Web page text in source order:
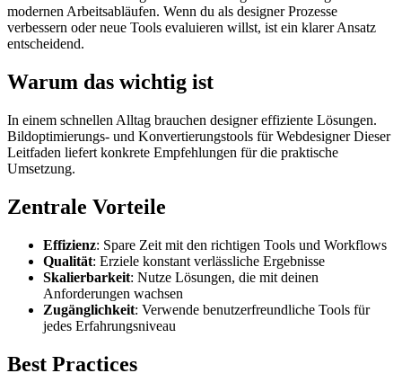
modernen Arbeitsabläufen. Wenn du als designer Prozesse
verbessern oder neue Tools evaluieren willst, ist ein klarer Ansatz
entscheidend.
Warum das wichtig ist
In einem schnellen Alltag brauchen designer effiziente Lösungen.
Bildoptimierungs- und Konvertierungstools für Webdesigner Dieser
Leitfaden liefert konkrete Empfehlungen für die praktische
Umsetzung.
Zentrale Vorteile
Effizienz: Spare Zeit mit den richtigen Tools und Workflows
Qualität: Erziele konstant verlässliche Ergebnisse
Skalierbarkeit: Nutze Lösungen, die mit deinen
Anforderungen wachsen
Zugänglichkeit: Verwende benutzerfreundliche Tools für
jedes Erfahrungsniveau
Best Practices